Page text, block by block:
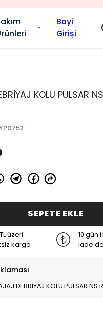
Bayi
Girişi
KOLU PULSAR
YP0752
SEPETE EKLE
üzeri
kargo
10 gün
iade
DEBRİYAJ KOLU PULSAR NS